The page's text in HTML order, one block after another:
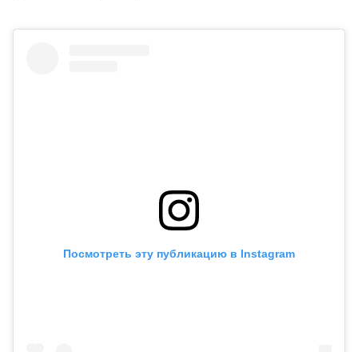
Посмотреть эту публикацию в Instagram